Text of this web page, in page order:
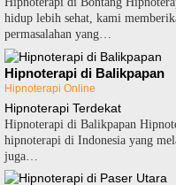
hidup lebih sehat, kami
permasalahan yang…
Hipnoterapi di Balikpapan
Hipnoterapi Online
Hipnoterapi Terdekat
Hipnoterapi di Balikpapan
hipnoterapi di Indonesia yang
juga…